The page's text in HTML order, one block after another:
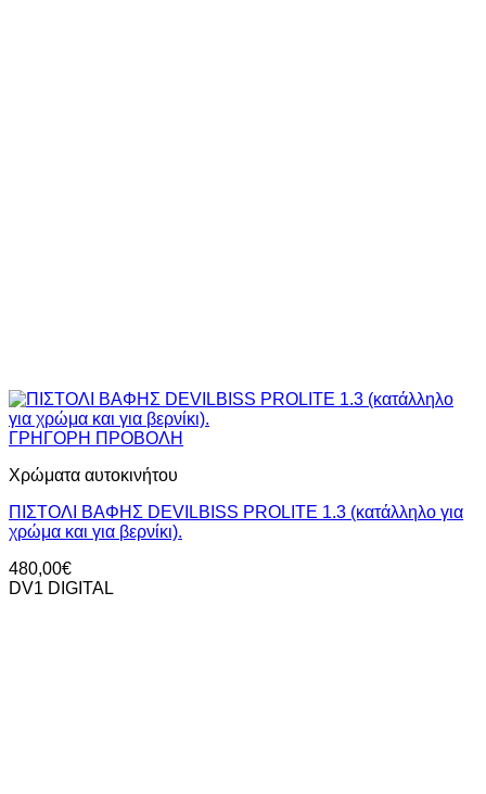
ΓΡΗΓΟΡΗ ΠΡΟΒΟΛΗ
Χρώματα αυτοκινήτου
ΠΙΣΤΟΛΙ ΒΑΦΗΣ DEVILBISS PROLITE 1.3 (κατάλληλο για
χρώμα και για βερνίκι).
480,00€
DV1 DIGITAL